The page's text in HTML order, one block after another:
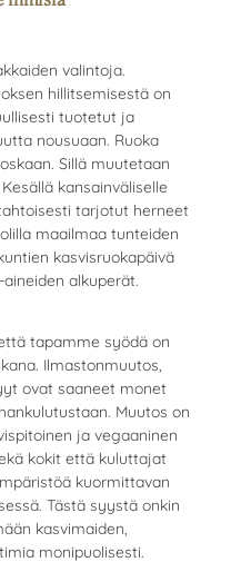
valintoja.
hillitsemisestä on
tuotetut ja
nousuaan. Ruoka
Sillä muutetaan
kansainväliselle
tarjotut herneet
maailmaa tunteiden
kasvisruokapäivä
alkuperät.
tapamme syödä on
Ilmastonmuutos,
ovat saaneet monet
Muutos on
ja vegaaninen
kokit että kuluttajat
kuormittavan
Tästä syystä onkin
kasvimaiden,
monipuolisesti.